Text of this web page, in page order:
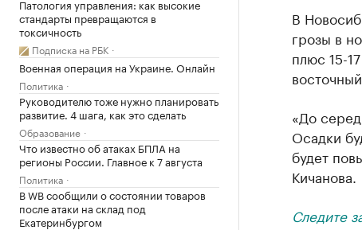
Патология управления: как высокие
стандарты превращаются в
токсичность
Подписка на РБК
Военная операция на Украине. Онлайн
Политика
Руководителю тоже нужно планировать
развитие. 4 шага, как это сделать
Образование
Что известно об атаках БПЛА на
регионы России. Главное к 7 августа
Политика
В WB сообщили о состоянии товаров
после атаки на склад под
Екатеринбургом
В
грозы в
плюс 15-
«До
Осадки
будет
Кичанова.
Следите